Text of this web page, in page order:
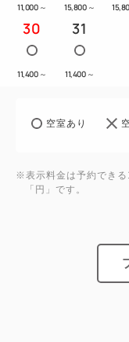
11,000 ～ 15,800 ～
30
11,400 ～
31
11,400 ～
空室あり
※表示料金は予約でき
「円」です。